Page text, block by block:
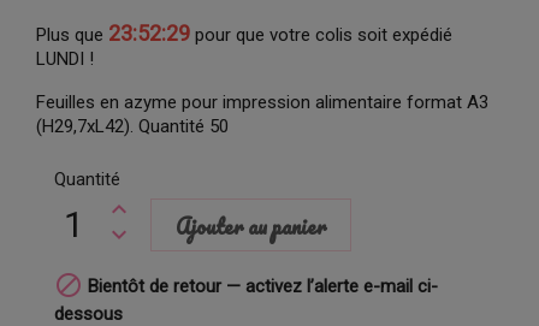
Plus que 23:52:28 pour que votre colis soit expédié
LUNDI !
Feuilles en azyme pour impression alimentaire format A3
(H29,7xL42). Quantité 50
Quantité
Ajouter au panier
 Bientôt de retour — activez l’alerte e-mail ci-
dessous